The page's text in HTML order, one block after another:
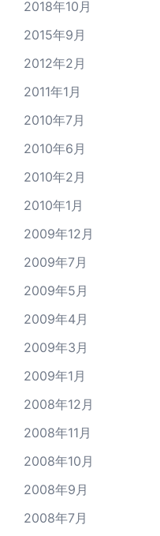
2018年10月
2015年9月
2012年2月
2011年1月
2010年7月
2010年6月
2010年2月
2010年1月
2009年12月
2009年7月
2009年5月
2009年4月
2009年3月
2009年1月
2008年12月
2008年11月
2008年10月
2008年9月
2008年7月